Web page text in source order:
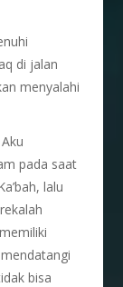
di jalan
menyalahi
pada saat
lalu
bisa